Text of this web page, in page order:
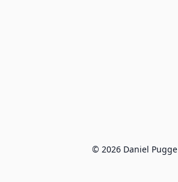
© 2026 Daniel Pugge